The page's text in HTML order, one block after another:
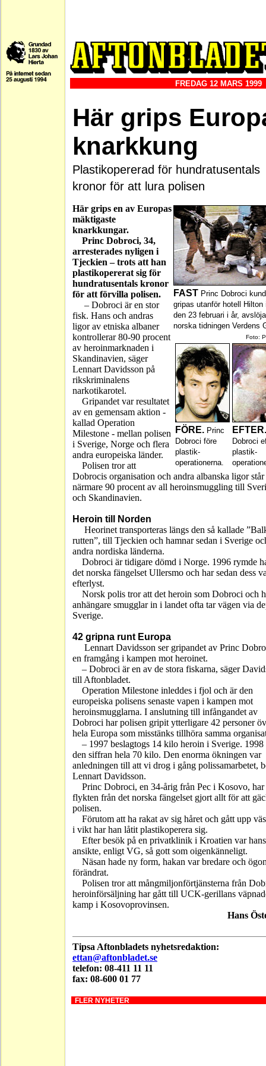
FREDAG 12 MARS 1999
Här grips
knarkkung
Plastikopererad för hundratusentals
kronor för att lura polisen
FAST Princ Dobroci
gripas utanför hotell Hilton
den 23 februari i år,
norska tidningen Verdens
Foto:
FÖRE. Princ
Dobroci före
plastik-
operationerna.
EFTER.
Dobroci
plastik-
Här grips en av Europas
mäktigaste
knarkkungar.
Princ Dobroci, 34,
arresterades nyligen i
Tjeckien – trots att han
plastikopererat sig för
hundratusentals kronor
för att förvilla polisen.
– Dobroci är en stor
fisk. Hans och andras
ligor av etniska albaner
kontrollerar 80-90 procent
av heroinmarknaden i
Skandinavien, säger
Lennart Davidsson på
rikskriminalens
narkotikarotel.
Gripandet var resultatet
av en gemensam aktion -
kallad Operation
Milestone - mellan polisen
i Sverige, Norge och flera
andra europeiska länder.
Polisen tror att
Dobrocis organisation och andra albanska ligor
närmare 90 procent av all heroinsmuggling till
och Skandinavien.
Heroin till Norden
Heorinet transporteras längs den så kallade
rutten”, till Tjeckien och hamnar sedan i Sverige
andra nordiska länderna.
Dobroci är tidigare dömd i Norge. 1996 rymde
det norska fängelset Ullersmo och har sedan dess
efterlyst.
Norsk polis tror att det heroin som Dobroci och
anhängare smugglar in i landet ofta tar vägen via
Sverige.
42 gripna runt Europa
Lennart Davidsson ser gripandet av Princ
en framgång i kampen mot heroinet.
– Dobroci är en av de stora fiskarna, säger
till Aftonbladet.
Operation Milestone inleddes i fjol och är den
europeiska polisens senaste vapen i kampen mot
heroinsmugglarna. I anslutning till infångandet av
Dobroci har polisen gripit ytterligare 42 personer
hela Europa som misstänks tillhöra samma
– 1997 beslagtogs 14 kilo heroin i Sverige. 1998
den siffran hela 70 kilo. Den enorma ökningen var
anledningen till att vi drog i gång polissamarbetet,
Lennart Davidsson.
Princ Dobroci, en 34-årig från Pec i Kosovo, har
flykten från det norska fängelset gjort allt för att
polisen.
Förutom att ha rakat av sig håret och gått upp
i vikt har han låtit plastikoperera sig.
Efter besök på en privatklinik i Kroatien var hans
ansikte, enligt VG, så gott som oigenkänneligt.
Näsan hade ny form, hakan var bredare och
förändrat.
Polisen tror att mångmiljonförtjänsterna från
heroinförsäljning har gått till UCK-gerillans
kamp i Kosovoprovinsen.
Hans
Tipsa Aftonbladets nyhetsredaktion:
ettan@aftonbladet.se
telefon: 08-411 11 11
fax: 08-600 01 77
FLER NYHETER